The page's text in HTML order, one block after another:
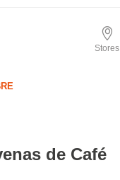
Stores
de Café